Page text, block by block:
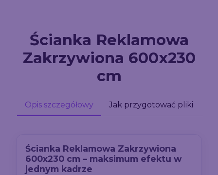
Ścianka Reklamowa
Zakrzywiona 600x230
cm
Opis szczegółowy Jak przygotować pliki
Ścianka Reklamowa Zakrzywiona
600x230 cm – maksimum efektu w
jednym kadrze